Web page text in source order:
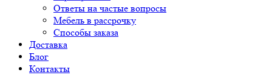
Ответы на частые вопросы
Мебель в рассрочку
Способы заказа
Доставка
Блог
Контакты